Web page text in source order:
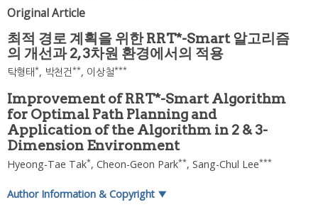
Original Article
최적 경로 계획을 위한 RRT*-Smart 알고리즘
의 개선과 2, 3차원 환경에서의 적용
탁형태*, 박천건**, 이상철***
Improvement of RRT*-Smart Algorithm
for Optimal Path Planning and
Application of the Algorithm in 2 & 3-
Dimension Environment
Hyeong-Tae Tak*, Cheon-Geon Park**, Sang-Chul Lee***
Author Information & Copyright ▼